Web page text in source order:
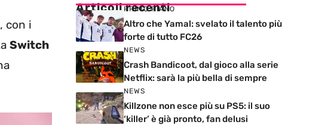
, con i
Switch
Articoli recenti
PRIMO PIANO
Altro che Yamal: svelato il talento più
forte di tutto FC26
NEWS
Crash Bandicoot, dal gioco alla serie
Netflix: sarà la più bella di sempre
NEWS
Killzone non esce più su PS5: il suo
‘killer’ è già pronto, fan delusi